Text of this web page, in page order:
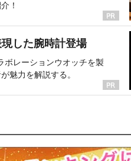
！
した腕時計登場
ボレーションウオッチを製
魅力を解説する。